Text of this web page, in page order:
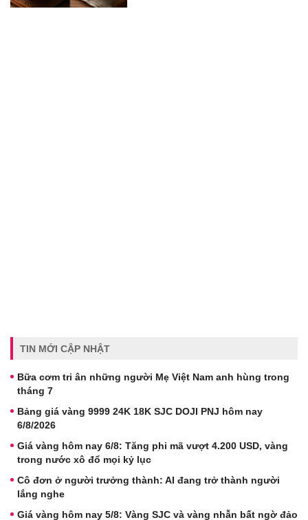
TIN MỚI CẬP NHẬT
Bữa cơm tri ân những người Mẹ Việt Nam anh hùng trong
tháng 7
Bảng giá vàng 9999 24K 18K SJC DOJI PNJ hôm nay
6/8/2026
Giá vàng hôm nay 6/8: Tăng phi mã vượt 4.200 USD, vàng
trong nước xô đổ mọi kỷ lục
Cô đơn ở người trưởng thành: AI đang trở thành người
lắng nghe
Giá vàng hôm nay 5/8: Vàng SJC và vàng nhẫn bất ngờ đảo